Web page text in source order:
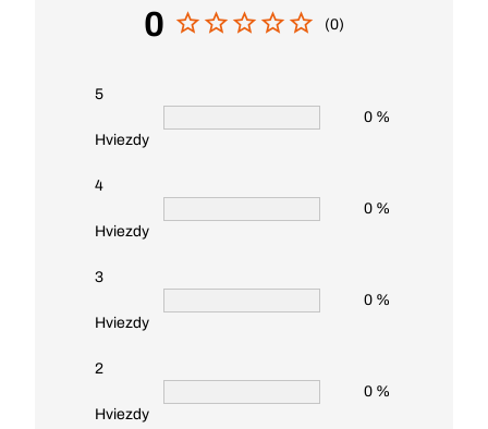
0 (0)
5
Hviezdy
0 %
4
Hviezdy
0 %
3
Hviezdy
0 %
2
Hviezdy
0 %